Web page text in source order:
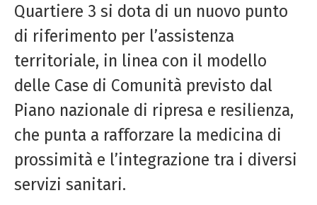
Quartiere 3 si dota di un nuovo punto
di riferimento per l’assistenza
territoriale, in linea con il modello
delle Case di Comunità previsto dal
Piano nazionale di ripresa e resilienza,
che punta a rafforzare la medicina di
prossimità e l’integrazione tra i diversi
servizi sanitari.